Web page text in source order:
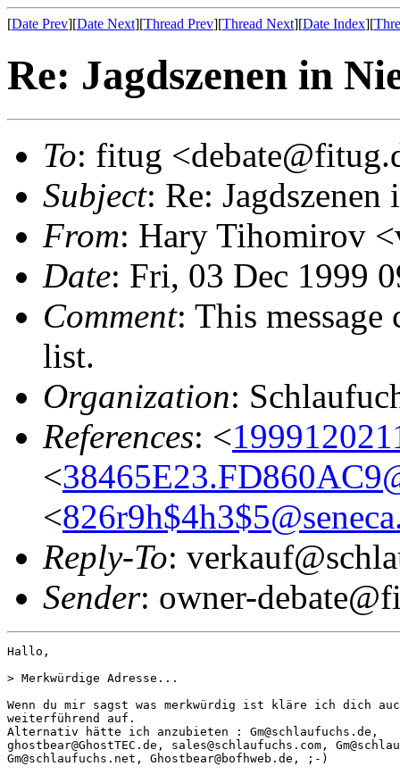
[Date Prev][Date Next][Thread Prev][Thread Next][Date Index][
Re: Jagdszenen in
To: fitug
Subject: Re:
From: Hary Tihomirov
Date: Fri, 03 Dec 1999
Comment: This
list.
Organization:
References: <
<
<
Reply-To:
Sender: owner-
Hallo,
> Merkwürdige Adresse...
Wenn du mir sagst was merkwürdig ist kläre ich dich
weiterführend auf.
Alternativ hätte ich anzubieten : Gm@schlaufuchs.de,
ghostbear@GhostTEC.de, sales@schlaufuchs.com,
Gm@schlaufuchs.net, Ghostbear@bofhweb.de, ;-)